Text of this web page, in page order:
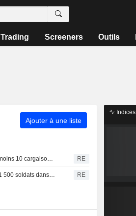
Trading Screeners Outils
Ajouter à une liste
La Chine achète au moins 10 cargaisons supplémentaires de soja américain, selon des négociants RE
Le Mexique déploie 1 500 soldats dans la région de l'avocat pour relancer les exportations vers les États-Unis RE
Indices